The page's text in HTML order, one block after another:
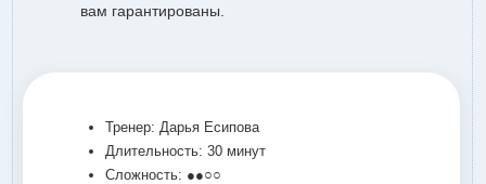
Тренер: Дарья Есипова
Длительность: 30 минут
Сложность: ●●○○
вам гарантированы.